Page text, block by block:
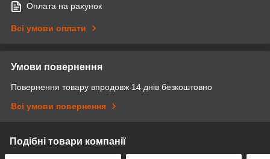
Оплата на рахунок
Всі умови оплати
Умови повернення
Повернення товару впродовж 14 днів безкоштовно
Всі умови повернення
Подібні товари компанії